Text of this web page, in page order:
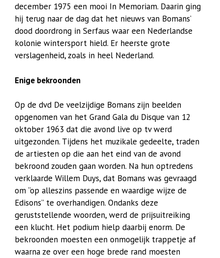
december 1975 een mooi In Memoriam. Daarin ging
hij terug naar de dag dat het nieuws van Bomans’
dood doordrong in Serfaus waar een Nederlandse
kolonie wintersport hield. Er heerste grote
verslagenheid, zoals in heel Nederland.
Enige bekroonden
Op de dvd De veelzijdige Bomans zijn beelden
opgenomen van het Grand Gala du Disque van 12
oktober 1963 dat die avond live op tv werd
uitgezonden. Tijdens het muzikale gedeelte, traden
de artiesten op die aan het eind van de avond
bekroond zouden gaan worden. Na hun optredens
verklaarde Willem Duys, dat Bomans was gevraagd
om “op alleszins passende en waardige wijze de
Edisons” te overhandigen. Ondanks deze
geruststellende woorden, werd de prijsuitreiking
een klucht. Het podium hielp daarbij enorm. De
bekroonden moesten een onmogelijk trappetje af
waarna ze over een hoge brede rand moesten